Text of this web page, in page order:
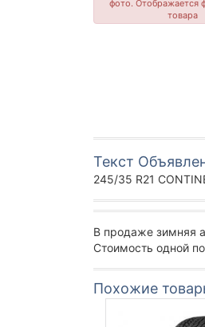
фото. Отображается
товара
Текст
245/35 R21
В продаже зимняя
Стоимость одной
Похожие